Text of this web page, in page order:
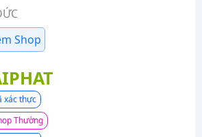
Shop
thực
Thường